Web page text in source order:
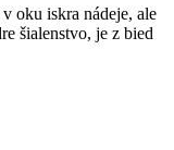
oku iskra nádeje, ale
šialenstvo, je z bied